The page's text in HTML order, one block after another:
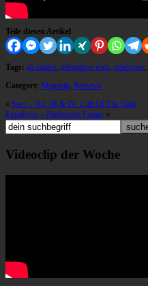
Teile diesen Artikel
Tags: all smiles, alternative rock, deathcore,
Category: Magazin, Reviews
« Seer – Vol. III & IV: Cult Of The Void
Expulsion – Nightmare Future »
Videoclip der Woche